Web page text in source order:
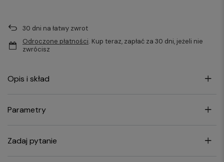
30 dni na łatwy zwrot
Odroczone płatności. Kup teraz, zapłać za 30 dni, jeżeli nie
zwrócisz
Opis i skład
Parametry
Zadaj pytanie